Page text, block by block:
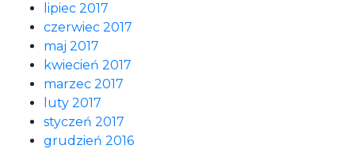
lipiec 2017
czerwiec 2017
maj 2017
kwiecień 2017
marzec 2017
luty 2017
styczeń 2017
grudzień 2016